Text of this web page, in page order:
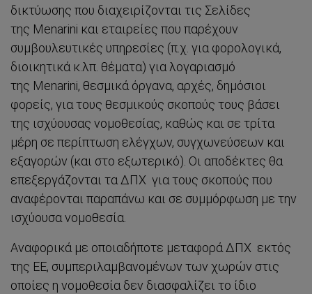
δικτύωσης που διαχειρίζονται τις Σελίδες
της Menarini και εταιρείες που παρέχουν
συμβουλευτικές υπηρεσίες (π.χ. για φορολογικά,
διοικητικά κ.λπ. θέματα) για λογαριασμό
της Menarini, θεσμικά όργανα, αρχές, δημόσιοι
φορείς, για τους θεσμικούς σκοπούς τους βάσει
της ισχύουσας νομοθεσίας, καθώς και σε τρίτα
μέρη σε περίπτωση ελέγχων, συγχωνεύσεων και
εξαγορών (και στο εξωτερικό). Οι αποδέκτες θα
επεξεργάζονται τα ΔΠΧ για τους σκοπούς που
αναφέρονται παραπάνω και σε συμμόρφωση με την
ισχύουσα νομοθεσία.
Αναφορικά με οποιαδήποτε μεταφορά ΔΠΧ εκτός
της ΕΕ, συμπεριλαμβανομένων των χωρών στις
οποίες η νομοθεσία δεν διασφαλίζει το ίδιο